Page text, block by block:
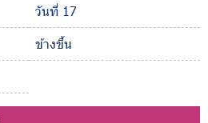
วันที่ 17
ข้างขึ้น